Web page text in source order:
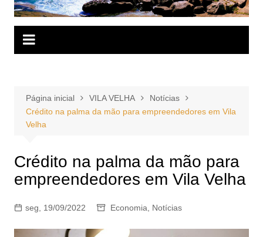
Página inicial VILA VELHA
Notícias
Crédito na palma da mão para empreendedores em Vila
Velha
Crédito na palma da mão para
empreendedores em Vila Velha
seg, 19/09/2022 Economia, Notícias